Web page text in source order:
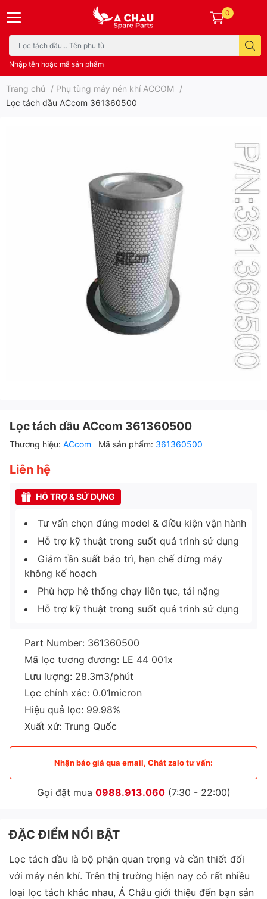
Nhập tên hoặc mã sản phẩm
0
Trang chủ / Phụ tùng máy nén khí ACCOM
/
Lọc tách dầu ACcom 361360500
Lọc tách dầu ACcom 361360500
Thương hiệu: ACcom Mã sản phẩm: 361360500
Liên hệ
HỖ TRỢ & SỬ DỤNG
Tư vấn chọn đúng model & điều kiện vận hành
Hỗ trợ kỹ thuật trong suốt quá trình sử dụng
Giảm tần suất bảo trì, hạn chế dừng máy
không kế hoạch
Phù hợp hệ thống chạy liên tục, tải nặng
Hỗ trợ kỹ thuật trong suốt quá trình sử dụng
Part Number: 361360500
Mã lọc tương đương: LE 44 001x
Lưu lượng: 28.3m3/phút
Lọc chính xác: 0.01micron
Hiệu quả lọc: 99.98%
Xuất xứ: Trung Quốc
Nhận báo giá qua email, Chát zalo tư vấn:
Gọi đặt mua 0988.913.060(7:30 - 22:00)
ĐẶC ĐIỂM NỔI BẬT
Lọc tách dầu là bộ phận quan trọng và cần thiết đối
với máy nén khí. Trên thị trường hiện nay có rất nhiều
loại lọc tách khác nhau, Á Châu giới thiệu đến bạn sản